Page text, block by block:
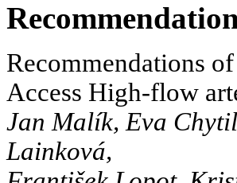
Recommendations
Access High-flow
Jan Malík, Eva
Lainková,